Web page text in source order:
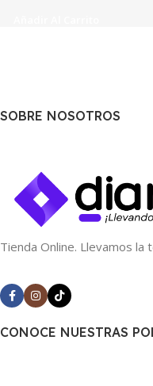
SOBRE NOSOTROS
Tienda Online. Llevamos la
CONOCE NUESTRAS